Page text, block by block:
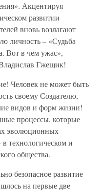
Акцентируя
развитии
вновь возлагают
личность – «Судьба
Вот в чем ужас»,
Гжещик!
Человек не может быть
своему Создателю,
видов и форм жизни!
процессы, которые
эволюционных
технологическом и
общества.
безопасное развитие
на первые две